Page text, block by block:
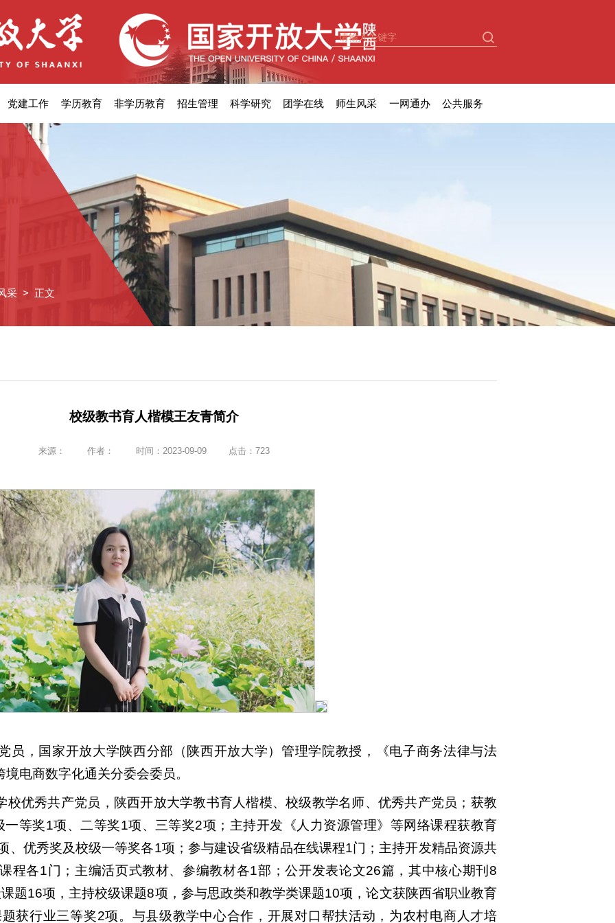
党建工作 学历教育 非学历教育 招生管理 科学研究 团学在线 师生风采 一网通办 公共服务
采 > 正文
校级教书育人楷模王友青简介
来源： 作者： 时间：2023-09-09 点击： 723
员，国家开放大学陕西分部（陕西开放大学）管理学院教授，《电子商务法律与法
电商数字化通关分委会委员。
校优秀共产党员，陕西开放大学教书育人楷模、校级教学名师、优秀共产党员；获教
等奖1项、二等奖1项、三等奖2项；主持开发《人力资源管理》等网络课程获教育
、优秀奖及校级一等奖各1项；参与建设省级精品在线课程1门；主持开发精品资源共
程各1门；主编活页式教材、参编教材各1部；公开发表论文26篇，其中核心期刊8
题16项，主持校级课题8项，参与思政类和教学类课题10项，论文获陕西省职业教育
获行业三等奖2项。与县级教学中心合作，开展对口帮扶活动，为农村电商人才培